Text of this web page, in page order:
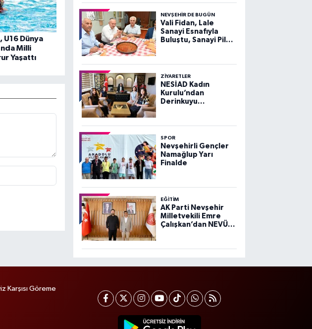
U16 Dünya
Milli
Yaşattı
NEVŞEHIR DE BUGÜN
Vali Fidan, Lale
Sanayi Esnafıyla
Buluştu, Sanayi Pilavı
ZIYARETLER
NESİAD Kadın
Kurulu’ndan
Derinkuyu
SPOR
Nevşehirli Gençler
Namağlup Yarı
Finalde
EĞITIM
AK Parti Nevşehir
Milletvekili Emre
Çalışkan’dan NEVÜ
Karşısı Göreme